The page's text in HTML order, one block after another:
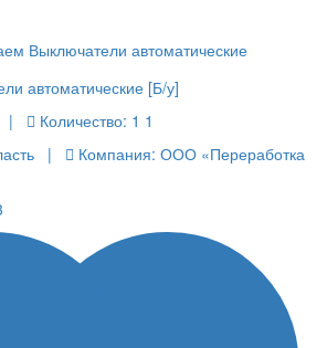
автоматические [Б/у]
| Количество: 1 1
|
Компания: ООО «Переработка